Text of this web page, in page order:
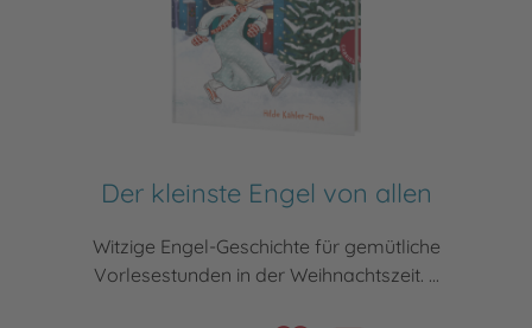
Der kleinste Engel von allen
Witzige Engel-Geschichte für gemütliche
Vorlesestunden in der Weihnachtszeit. ...